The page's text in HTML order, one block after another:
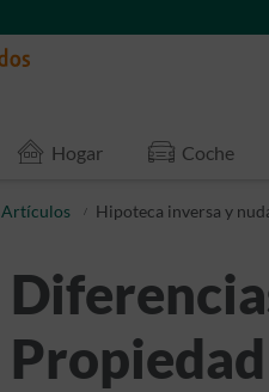
Hogar Coche
Artículos Hipoteca inversa y
Propiedad